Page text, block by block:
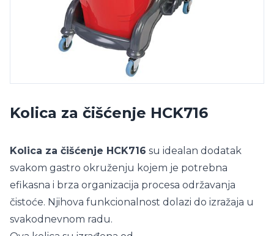
Kolica za čišćenje HCK716
Kolica za čišćenje HCK716 su idealan dodatak
svakom gastro okruženju kojem je potrebna
efikasna i brza organizacija procesa održavanja
čistoće. Njihova funkcionalnost dolazi do izražaja u
svakodnevnom radu.